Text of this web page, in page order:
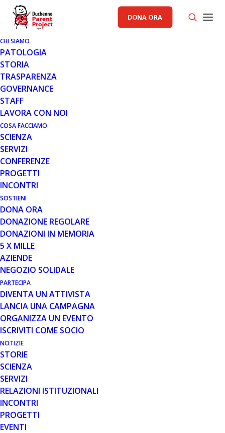
DONA ORA
CHI SIAMO
PATOLOGIA
STORIA
TRASPARENZA
GOVERNANCE
STAFF
LAVORA CON NOI
COSA FACCIAMO
SCIENZA
SERVIZI
CONFERENZE
PROGETTI
INCONTRI
SOSTIENI
DONA ORA
DONAZIONE REGOLARE
DONAZIONI IN MEMORIA
5 X MILLE
AZIENDE
NEGOZIO SOLIDALE
PARTECIPA
DIVENTA UN ATTIVISTA
LANCIA UNA CAMPAGNA
ORGANIZZA UN EVENTO
ISCRIVITI COME SOCIO
NOTIZIE
STORIE
SCIENZA
SERVIZI
RELAZIONI ISTITUZIONALI
INCONTRI
PROGETTI
EVENTI
AREA SCIENZA PP
5 MAG 2021
SAREPTA RIPORTA RISULTATI
POSITIVI DELLO STUDIO CLINICO
DI FASE 2 MOMENTUM CON SRP-
5051 IN PAZIENTI CON
DISTROFIA MUSCOLARE DI
DUCHENNE TRATTABILI CON LO
SKIPPING DELL’ESONE 51
L’azienda farmaceutica Sarepta Therapeutics ha
annunciato il 3 maggio i risultati della Parte A dello studio
clinico MOMENTUM con SRP-5051, la molecola
antisenso di nuova generazione (PPMO) di Sarepta per
il trattamento dei pazienti Duchenne con mutazioni
trattabili con lo skipping dell’esone 51. MOMENTUM è
uno studio di fase 2, globale, che include pazienti di età
compresa tra i 7 e i 21 anni, deambulanti e non. La parte
A dello studio, della durata di 12 settimane, ha valutato
dosi crescenti di SRP-5051 e ha individuato la massima
dose tollerata, che verrà somministrata mensilmente per
24 settimane nella parte B dello studio.